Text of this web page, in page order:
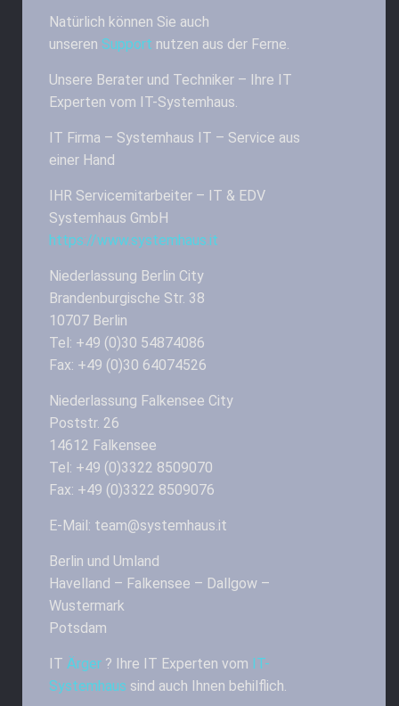
Natürlich können Sie auch
unseren Support nutzen aus der Ferne.
Unsere Berater und Techniker – Ihre IT
Experten vom IT-Systemhaus.
IT Firma – Systemhaus IT – Service aus
einer Hand
IHR Servicemitarbeiter – IT & EDV
Systemhaus GmbH
https://www.systemhaus.it
Niederlassung Berlin City
Brandenburgische Str. 38
10707 Berlin
Tel: +49 (0)30 54874086
Fax: +49 (0)30 64074526
Niederlassung Falkensee City
Poststr. 26
14612 Falkensee
Tel: +49 (0)3322 8509070
Fax: +49 (0)3322 8509076
E-Mail: team@systemhaus.it
Berlin und Umland
Havelland – Falkensee – Dallgow –
Wustermark
Potsdam
IT Ärger ? Ihre IT Experten vom IT-
Systemhaus sind auch Ihnen behilflich.